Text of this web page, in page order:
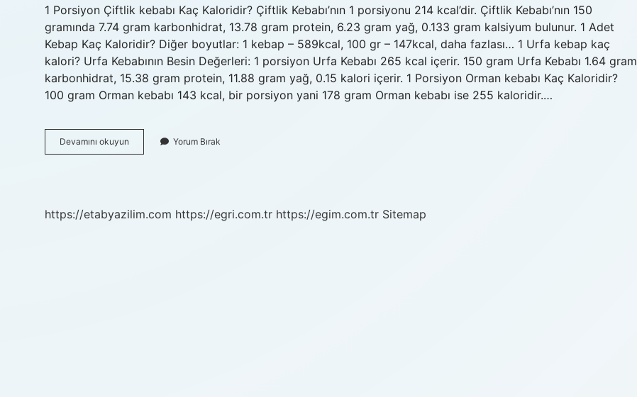
1 Porsiyon Çiftlik kebabı Kaç Kaloridir? Çiftlik Kebabı’nın 1 porsiyonu 214 kcal’dir. Çiftlik Kebabı’nın 150
gramında 7.74 gram karbonhidrat, 13.78 gram protein, 6.23 gram yağ, 0.133 gram kalsiyum bulunur. 1 Adet
Kebap Kaç Kaloridir? Diğer boyutlar: 1 kebap – 589kcal, 100 gr – 147kcal, daha fazlası… 1 Urfa kebap kaç
kalori? Urfa Kebabının Besin Değerleri: 1 porsiyon Urfa Kebabı 265 kcal içerir. 150 gram Urfa Kebabı 1.64 gram
karbonhidrat, 15.38 gram protein, 11.88 gram yağ, 0.15 kalori içerir. 1 Porsiyon Orman kebabı Kaç Kaloridir?
100 gram Orman kebabı 143 kcal, bir porsiyon yani 178 gram Orman kebabı ise 255 kaloridir.…
Devamını okuyun
Tabak
Yorum Bırak
https://etabyazilim.com https://egri.com.tr https://egim.com.tr Sitemap